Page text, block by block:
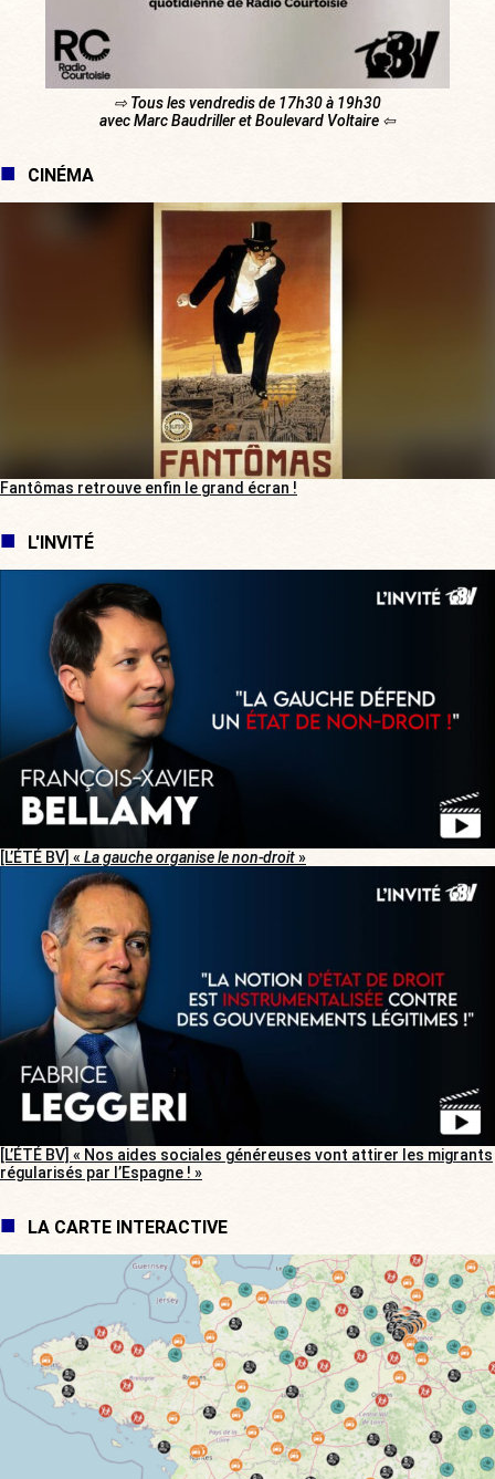
⇨ Tous les vendredis de 17h30 à 19h30
avec Marc Baudriller et Boulevard Voltaire ⇦
CINÉMA
Fantômas retrouve enfin le grand écran !
L'INVITÉ
[L’ÉTÉ BV] « La gauche organise le non-droit»
[L’ÉTÉ BV] « Nos aides sociales généreuses vont attirer les migrants
régularisés par l’Espagne ! »
LA CARTE INTERACTIVE